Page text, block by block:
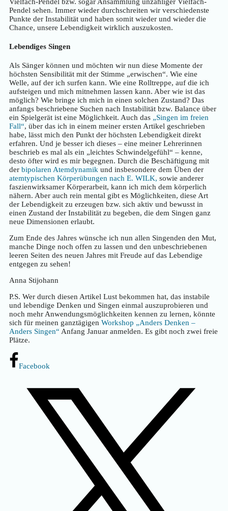
Pendel sehen. Immer wieder durchschreiten wir verschiedenste
Punkte der Instabilität und haben somit wieder und wieder die
Chance, unsere Lebendigkeit wirklich auszukosten.
Lebendiges Singen
Als Sänger können und möchten wir nun diese Momente der
höchsten Sensibilität mit der Stimme „erwischen“. Wie eine
Welle, auf der ich surfen kann. Wie eine Rolltreppe, auf die ich
aufsteigen und mich mitnehmen lassen kann. Aber wie ist das
möglich? Wie bringe ich mich in einen solchen Zustand? Das
anfangs beschriebene Suchen nach Instabilität bzw. Balance über
ein Spielgerät ist eine Möglichkeit. Auch das „Singen im freien
Fall“, über das ich in einem meiner ersten Artikel geschrieben
habe, lässt mich den Punkt der höchsten Lebendigkeit direkt
erfahren. Und je besser ich dieses – eine meiner Lehrerinnen
beschrieb es mal als ein „leichtes Schwindelgefühl“ – kenne,
desto öfter wird es mir begegnen. Durch die Beschäftigung mit
der bipolaren Atemdynamik und insbesondere dem Üben der
atemtypischen Körperübungen nach E. WILK, sowie anderer
faszienwirksamer Körperarbeit, kann ich mich dem körperlich
nähern. Aber auch rein mental gibt es Möglichkeiten, diese Art
der Lebendigkeit zu erzeugen bzw. sich aktiv und bewusst in
einen Zustand der Instabilität zu begeben, die dem Singen ganz
neue Dimensionen erlaubt.
Zum Ende des Jahres wünsche ich nun allen Singenden den Mut,
manche Dinge noch offen zu lassen und den unbeschriebenen
leeren Seiten des neuen Jahres mit Freude auf das Lebendige
entgegen zu sehen!
Anna Stijohann
P.S. Wer durch diesen Artikel Lust bekommen hat, das instabile
und lebendige Denken und Singen einmal auszuprobieren und
noch mehr Anwendungsmöglichkeiten kennen zu lernen, könnte
sich für meinen ganztägigen Workshop „Anders Denken –
Anders Singen“ Anfang Januar anmelden. Es gibt noch zwei freie
Plätze.
Facebook